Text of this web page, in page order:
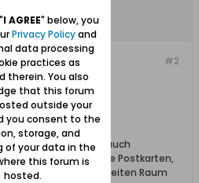
#2
Seite, die mir auch
der Gestaltung alte Postkarten,
Poststempel einen breiten Raum
I AGREE" below, you
Privacy Policyand
data processing
practices as
therein. You also
that this forum
outside your
you consent to the
storage, and
of your data in the
this forum is
hosted.